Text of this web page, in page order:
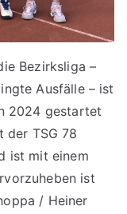
Bezirksliga –
Ausfälle – ist
2024 gestartet
der TSG 78
ist mit einem
ist
/ Heiner